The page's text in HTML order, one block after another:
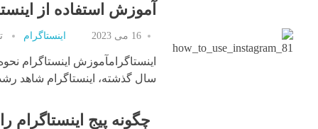
آموزش استفاده از
16 می 2023 اینستاگرام
اینستاگرامآموزش اینستاگرام
سال گذشته، اینستاگرام شاهد
چگونه پیج اینستاگرام